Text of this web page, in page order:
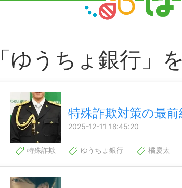
「ゆうちょ銀行」
特殊詐欺対策の最前
2025-12-11 18:45:20
特殊詐欺 ゆうちょ銀行 橘慶太